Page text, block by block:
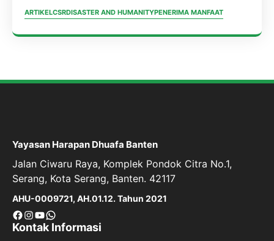
ARTIKELCSRDISASTER AND HUMANITYPENERIMA MANFAAT
Yayasan Harapan Dhuafa Banten
Jalan Ciwaru Raya, Komplek Pondok Citra No.1,
Serang, Kota Serang, Banten. 42117
AHU-0009721, AH.01.12. Tahun 2021
Facebook
Instagram
YouTube
WhatsApp
Kontak Informasi